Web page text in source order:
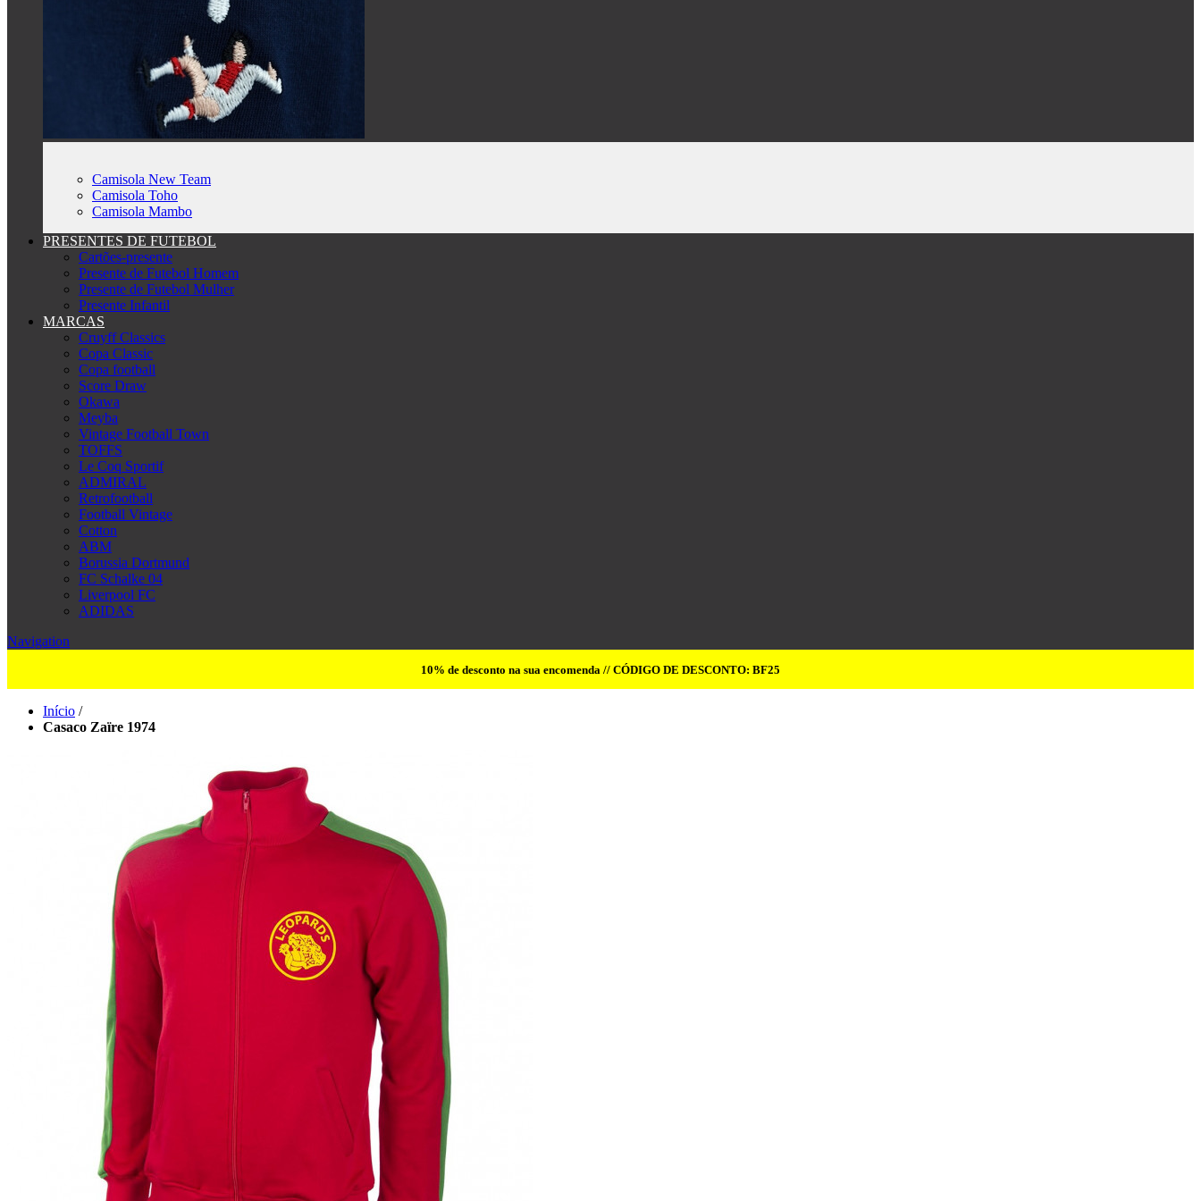
Camisola New Team
Camisola Toho
Camisola Mambo
PRESENTES DE FUTEBOL
Cartões-presente
Presente de Futebol Homem
Presente de Futebol Mulher
Presente Infantil
MARCAS
Cruyff Classics
Copa Classic
Copa football
Score Draw
Okawa
Meyba
Vintage Football Town
TOFFS
Le Coq Sportif
ADMIRAL
Retrofootball
Football Vintage
Cotton
ABM
Borussia Dortmund
FC Schalke 04
Liverpool FC
ADIDAS
Navigation
10% de desconto na sua encomenda // CÓDIGO DE DESCONTO: BF25
Início /
Casaco Zaïre 1974